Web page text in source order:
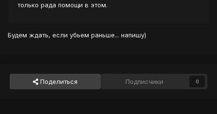
только рада помощи в этом.
Будем ждать, если убьем раньше... напишу)
Поделиться Подписчики 0